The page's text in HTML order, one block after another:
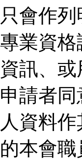
會作
業資
訊、
請者
資料
本會